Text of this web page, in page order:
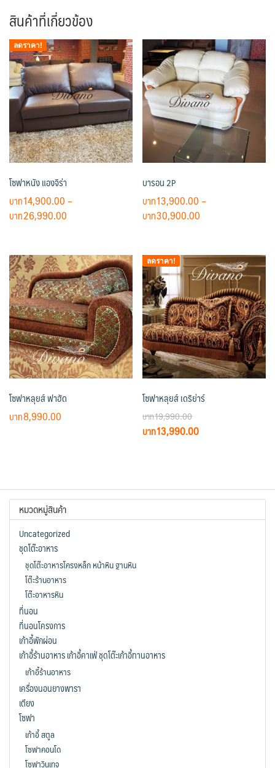
สินค้าที่เกี่ยวข้อง
ลดราคา!
โซฟาหนัง แองจิร่า
14,900.00–
26,990.00
through
฿26,990.00
has
multiple
variants.
The
options
may
be
chosen
on
the
product
บารอน 2P
13,900.00–
30,900.00
through
฿30,900.00
has
multiple
variants.
The
options
may
be
chosen
on
the
page
โซฟาหลุยส์ ฟาฮัด
8,990.00
ลดราคา!
โซฟาหลุยส์ เดริย่าร์
19,990.00
Original
13,990.00Current
หมวดหมู่สินค้า
Uncategorized
ชุดโต๊ะอาหาร
ชุดโต๊ะอาหารโครงหล็ก หน้าหิน ฐานหิน
โต๊ะร้านอาหาร
โต๊ะอาหารหิน
ที่นอน
ที่นอนโครงการ
เก้าอี้พักผ่อน
เก้าอี้ร้านอาหาร เก้าอี้คาเฟ่ ชุดโต๊ะเก้าอี้ทานอาหาร
เก้าอี้ร้านอาหาร
เครื่องนอนยางพารา
เตียง
โซฟา
เก้าอี้ สตูล
โซฟาคอนโด
โซฟาวินเทจ